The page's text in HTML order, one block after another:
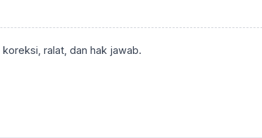
ralat, dan hak jawab.